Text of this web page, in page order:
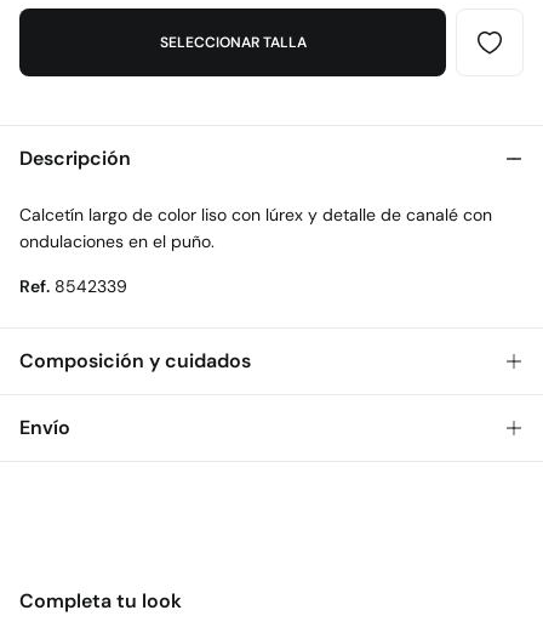
SELECCIONAR TALLA
Descripción
Calcetín largo de color liso con lúrex y detalle de canalé con
ondulaciones en el puño.
Ref. 8542339
Composición y cuidados
Composición
Envío
CDMX y Área Metropolitana: 1-2 días.
Completa tu look